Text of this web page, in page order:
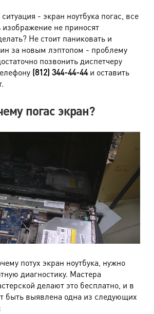
- экран ноутбука погас, все
изображение не приносят
Не стоит паниковать и
за новым лэптопом - проблему
позвонить диспетчеру
(812) 344-44-44и оставить
погас экран?
потух экран ноутбука, нужно
диагностику. Мастера
делают это бесплатно, и в
быть выявлена одна из следующих